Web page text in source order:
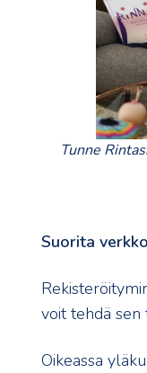
Tunne
Suorita
voit tehdä sen
Oikeassa